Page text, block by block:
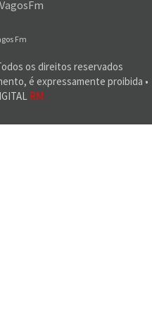
os direitos reservados
é expressamente proibida •
RM